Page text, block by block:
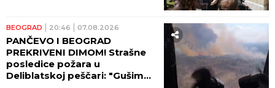
BEOGRAD 20:46 07.08.2026
PANČEVO I BEOGRAD
PREKRIVENI DIMOM! Strašne
posledice požara u
Deliblatskoj peščari: "Gušimo